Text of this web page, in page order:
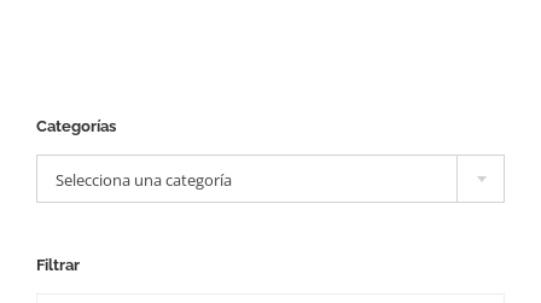
Categorías
Selecciona una categoría
Filtrar